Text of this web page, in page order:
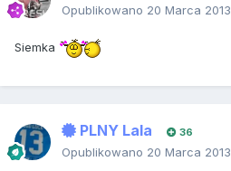
Opublikowano 20 Marca 2013
Siemka
PLNY Lala 36
Opublikowano 20 Marca 2013